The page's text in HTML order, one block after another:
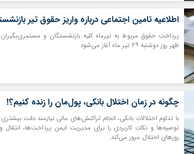
اطلاعیه تامین اجتماعی درباره واریز حقوق تیر
پرداخت حقوق مربوط به تیرماه کلیه بازنشستگان و
ظهر روز دوشنبه ۲۹ تیر ماه آغاز می‌شود.
چگونه در زمان اختلال بانکی، پول‌مان را زنده کنیم؟!
با تداوم اختلالات بانکی، انجام تراکنش‌های مالی نیازمند دقت
توصیه‌ها و نکات کاربردی را برای مدیریت ایمن پرداخت‌ها،
روز‌های اختلال مرور می‌کند.